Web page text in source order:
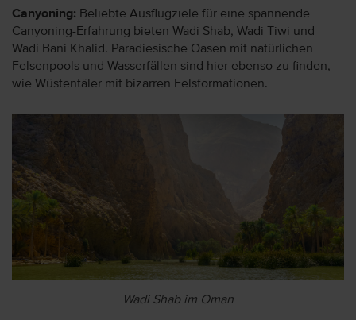
Canyoning: Beliebte Ausflugziele für eine spannende
Canyoning-Erfahrung bieten Wadi Shab, Wadi Tiwi und
Wadi Bani Khalid. Paradiesische Oasen mit natürlichen
Felsenpools und Wasserfällen sind hier ebenso zu finden,
wie Wüstentäler mit bizarren Felsformationen.
Wadi Shab im Oman